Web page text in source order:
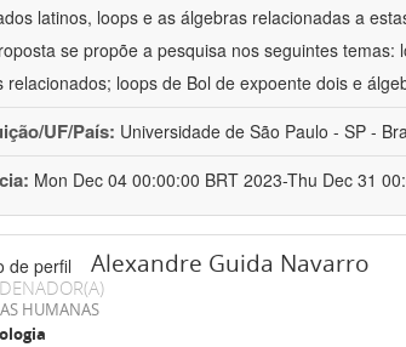
latinos, loops e as álgebras relacionadas a
se propõe a pesquisa nos seguintes
relacionados; loops de Bol de expoente dois e
UF/País: Universidade de São Paulo - SP -
Mon Dec 04 00:00:00 BRT 2023-Thu Dec 31
Alexandre Guida Navarro
HUMANAS